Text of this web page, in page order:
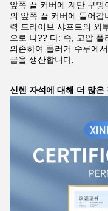
앞쪽 끝 커버에 계단 구
의 앞쪽 끝 커버에 들어갑
력 드라이브 샤프트의 외
으로 나?? 다: 즉, 고압 플
의존하여 플러거 수루에
급을 생산합니다.
신헨 자석에 대해 더 많은